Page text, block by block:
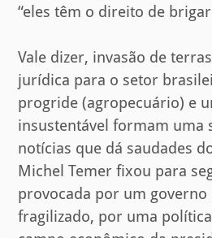
“eles têm o direito de
Vale dizer, invasão de
jurídica para o setor
progride (agropecuário) e
insustentável formam uma
notícias que dá saudades
Michel Temer fixou para
provocada por um
fragilizado, por uma